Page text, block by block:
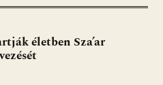
ai
l
t za
m
életben Sza’ar